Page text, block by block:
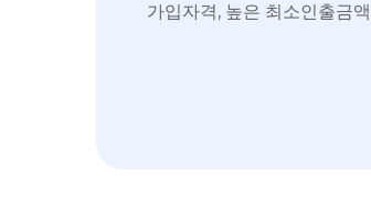
가입자격, 높은 최소인출금